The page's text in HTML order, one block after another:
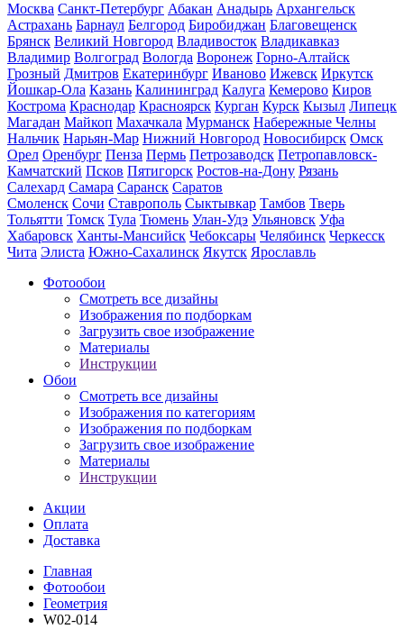
Москва Санкт-Петербург Абакан Анадырь Архангельск
Астрахань Барнаул Белгород Биробиджан Благовещенск
Брянск Великий Новгород Владивосток Владикавказ
Владимир Волгоград Вологда Воронеж Горно-Алтайск
Грозный Дмитров Екатеринбург Иваново Ижевск Иркутск
Йошкар-Ола Казань Калининград Калуга Кемерово Киров
Кострома Краснодар Красноярск Курган Курск Кызыл Липецк
Магадан Майкоп Махачкала Мурманск Набережные Челны
Нальчик Нарьян-Мар Нижний Новгород Новосибирск Омск
Орел Оренбург Пенза Пермь Петрозаводск Петропавловск-
Камчатский Псков Пятигорск Ростов-на-Дону Рязань
Салехард Самара Саранск Саратов
Смоленск Сочи Ставрополь Сыктывкар Тамбов Тверь
Тольятти Томск Тула Тюмень Улан-Удэ Ульяновск Уфа
Хабаровск Ханты-Мансийск Чебоксары Челябинск Черкесск
Чита Элиста Южно-Сахалинск Якутск Ярославль
Фотообои
Смотреть все дизайны
Изображения по подборкам
Загрузить свое изображение
Материалы
Инструкции
Обои
Смотреть все дизайны
Изображения по категориям
Изображения по подборкам
Загрузить свое изображение
Материалы
Инструкции
Акции
Оплата
Доставка
Главная
Фотообои
Геометрия
W02-014